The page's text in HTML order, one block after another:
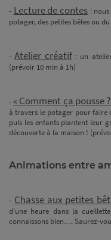
- Lecture de contes: nous
potager, des petites bêtes ou
-Atelier créatif: un
(prévoir 10 min à 1h)
- « Comment ça pousse
à travers le potager pour faire
puis les enfants plantent leur
découverte à la maison !
Animations entre
- Chasse aux petites
d’une heure dans la
connaissons bien…. Saurez-